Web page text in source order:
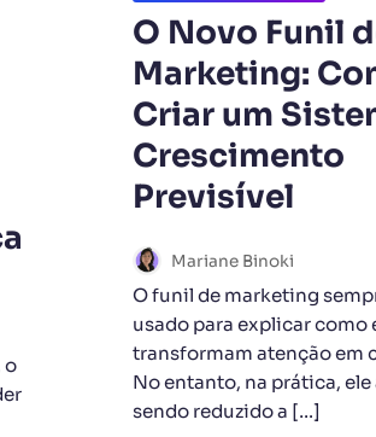
o
O Novo Funil
Marketing:
Criar um
Crescimento
Previsível
Mariane Binoki
O funil de marketing
usado para explicar como
transformam atenção em
No entanto, na prática, ele
sendo reduzido a […]